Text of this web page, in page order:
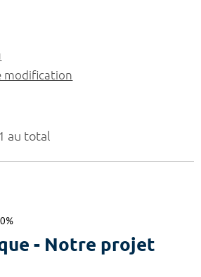
au total
- Notre projet
modification